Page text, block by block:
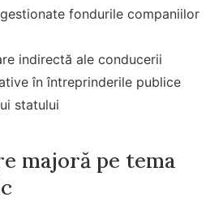
fondurile companiilor
indirectă ale conducerii
în întreprinderile publice
statului
majoră pe tema